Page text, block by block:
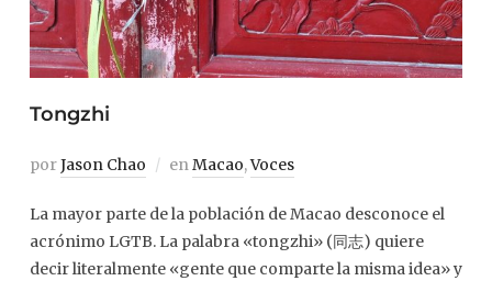
Tongzhi
porJason Chao enMacao,Voces
La mayor parte de la población de Macao desconoce el
acrónimo LGTB. La palabra «tongzhi» (同志) quiere
decir literalmente «gente que comparte la misma idea» y